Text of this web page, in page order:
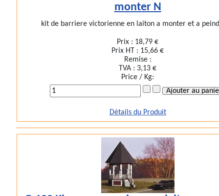
monter N
kit de barriere victorienne en laiton a monter et a
Prix : 18,79 €
Prix HT : 15,66 €
Remise :
TVA : 3,13 €
Price / Kg:
Détails du Produit